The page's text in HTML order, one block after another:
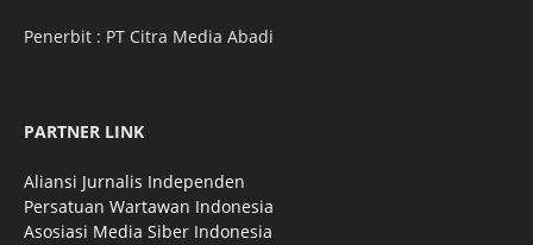
Penerbit : PT Citra Media Abadi
PARTNER LINK
Aliansi Jurnalis Independen
Persatuan Wartawan Indonesia
Asosiasi Media Siber Indonesia